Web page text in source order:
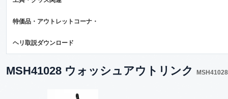
特価品・アウトレットコーナ・
ヘリ取説ダウンロード
MSH41028 ウォッシュアウトリンク MSH41028